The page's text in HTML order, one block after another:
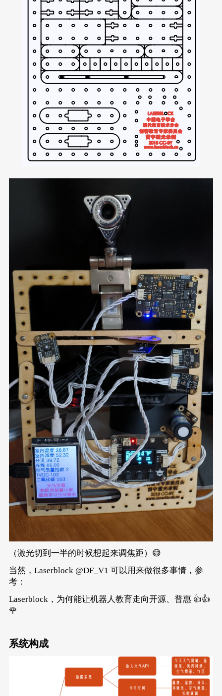
（激光切到一半的时候想起来调焦距）😅
当然，Laserblock @DF_V1 可以用来做很多事情，参
考：
Laserblock，为何能让机器人教育走向开源、普惠👍👍
🌹
系统构成